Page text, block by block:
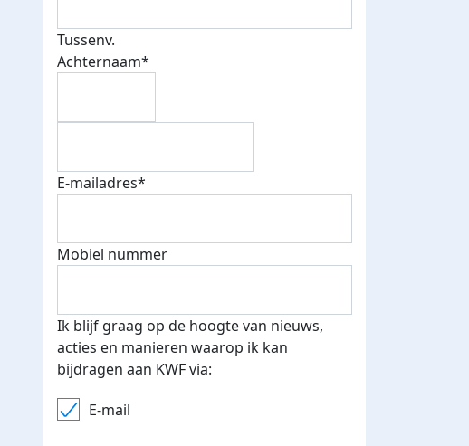
Tussenv.
Achternaam*
E-mailadres*
Mobiel nummer
Ik blijf graag op de hoogte van nieuws,
acties en manieren waarop ik kan
bijdragen aan KWF via:
E-mail